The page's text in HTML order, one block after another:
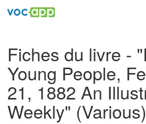
Fiches du livre -
Young People,
21, 1882 An
Weekly" (Various)